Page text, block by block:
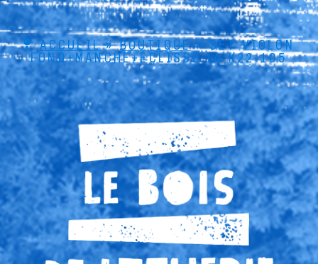
ACCUEIL»BOUTIQUE»SET VIOLON
FOND+MANCHE+ÉCLISSE 1A K22-105